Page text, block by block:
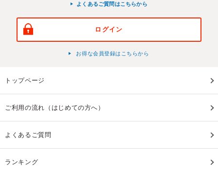
よくあるご質問はこちらから
ログイン
お得な会員登録はこちらから
トップページ
ご利用の流れ（はじめての方へ）
よくあるご質問
ランキング